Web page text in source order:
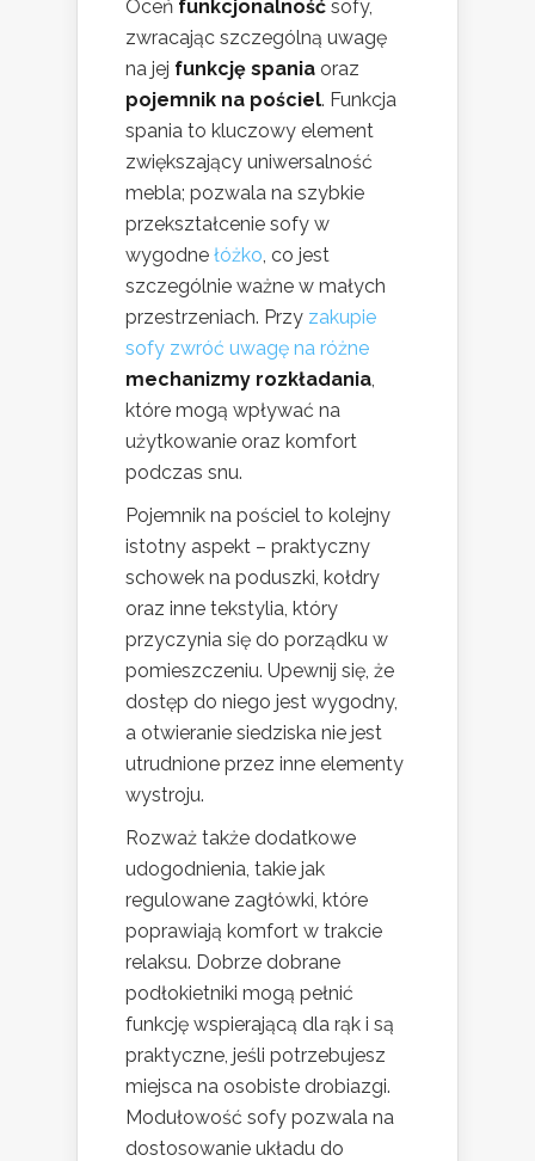
Oceń funkcjonalność sofy,
zwracając szczególną uwagę
na jej funkcję spania oraz
pojemnik na pościel. Funkcja
spania to kluczowy element
zwiększający uniwersalność
mebla; pozwala na szybkie
przekształcenie sofy w
wygodne łóżko, co jest
szczególnie ważne w małych
przestrzeniach. Przy zakupie
sofy zwróć uwagę na różne
mechanizmy rozkładania,
które mogą wpływać na
użytkowanie oraz komfort
podczas snu.
Pojemnik na pościel to kolejny
istotny aspekt – praktyczny
schowek na poduszki, kołdry
oraz inne tekstylia, który
przyczynia się do porządku w
pomieszczeniu. Upewnij się, że
dostęp do niego jest wygodny,
a otwieranie siedziska nie jest
utrudnione przez inne elementy
wystroju.
Rozważ także dodatkowe
udogodnienia, takie jak
regulowane zagłówki, które
poprawiają komfort w trakcie
relaksu. Dobrze dobrane
podłokietniki mogą pełnić
funkcję wspierającą dla rąk i są
praktyczne, jeśli potrzebujesz
miejsca na osobiste drobiazgi.
Modułowość sofy pozwala na
dostosowanie układu do